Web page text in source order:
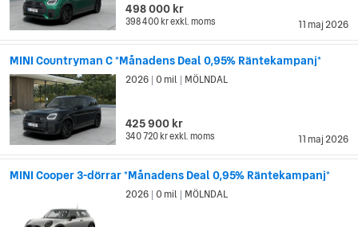
11 maj 2026
498 000 kr
398 400 krexkl. moms
MINI Countryman C *Månadens Deal 0,95% Räntekampanj*
11 maj 2026
2026 0 mil MÖLNDAL
425 900 kr
340 720 krexkl. moms
MINI Cooper 3-dörrar *Månadens Deal 0,95% Räntekampanj*
2026 0 mil MÖLNDAL